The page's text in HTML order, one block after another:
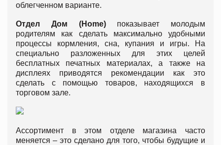
облегченном варианте.
Отдел Дом (Home)показывает молодым
родителям как сделать максимально удобными
процессы кормления, сна, купания и игры. На
специально разложенных для этих целей
бесплатных печатных материалах, а также на
дисплеях приводятся рекомендации как это
сделать с помощью товаров, находящихся в
торговом зале.
Ассортимент в этом отделе магазина часто
меняется – это сделано для того, чтобы будущие и